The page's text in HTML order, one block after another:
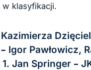
w klasyfikacji.
Pawłowicz,
Jan Springer –